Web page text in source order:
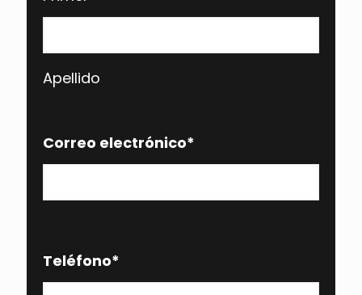
Apellido
Correo electrónico*
Teléfono*